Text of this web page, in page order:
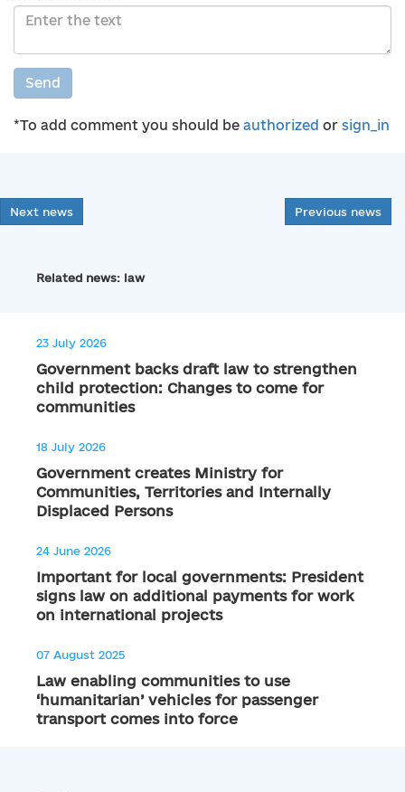
Send
*To add comment you should be authorized or sign_in
Next news Previous news
Related news: law
23 July 2026
Government backs draft law to strengthen
child protection: Changes to come for
communities
18 July 2026
Government creates Ministry for
Communities, Territories and Internally
Displaced Persons
24 June 2026
Important for local governments: President
signs law on additional payments for work
on international projects
07 August 2025
Law enabling communities to use
‘humanitarian’ vehicles for passenger
transport comes into force